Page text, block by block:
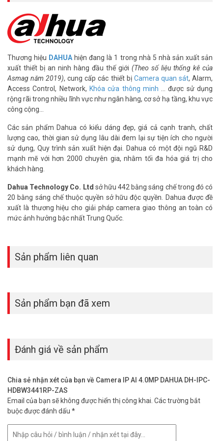
– Điện áp DC12V hoặc PoE (802.3af), công suất <5.2W.
– Nhiệt độ hoạt động: -40° C ~ +60° C.
– Chất liệu kim loại.
– Bảo hành: 24 tháng.
>> Xem thêm:Camera IP 3MP DAHUA IPC-HFW1320SP giá rẻ
Để cập nhật thông tin giá camera quan sát DAHUA mới nhất, xin
vui lòng liên hệ HOTLINE
1900.9259để được hỗ trợ tốt nhất. Tham
khảo thêm hình ảnh tại
Thương hiệu DAHUA hiện đang là 1 trong nhà 5 nhà sản xuất sản
xuất thiết bị an ninh hàng đầu thế giới (Theo số liệu thống kê của
Asmag năm 2019), cung cấp các thiết bị Camera quan sát, Alarm,
Access Control, Network, Khóa cửa thông minh … được sử dụng
rộng rãi trong nhiều lĩnh vực như ngân hàng, cơ sở hạ tầng, khu vực
công cộng…
Các sản phẩm Dahua có kiểu dáng đẹp, giá cả cạnh tranh, chất
lượng cao, thời gian sử dụng lâu dài đem lại sự tiện ích cho người
sử dụng, Quy trình sản xuất hiện đại. Dahua có một đội ngũ R&D
mạnh mẽ với hơn 2000 chuyên gia, nhằm tối đa hóa giá trị cho
khách hàng.
Dahua Technology Co. Ltd sở hữu 442 bằng sáng chế trong đó có
20 bằng sáng chế thuộc quyền sở hữu độc quyền. Dahua được đề
xuất là thương hiệu cho giải pháp camera giao thông an toàn có
mức ảnh hưởng bậc nhất Trung Quốc.
Sản phẩm liên quan
Sản phẩm bạn đã xem
Đánh giá về sản phẩm
Chia sẻ nhận xét của bạn về Camera IP AI 4.0MP DAHUA DH-IPC-
HDBW3441RP-ZAS
Email của bạn sẽ không được hiển thị công khai. Các trường bắt
buộc được đánh dấu *